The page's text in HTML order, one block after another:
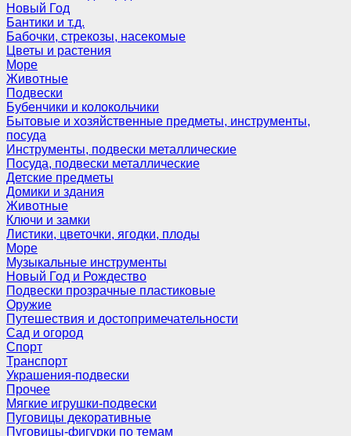
Новый Год
Бантики и т.д.
Бабочки, стрекозы, насекомые
Цветы и растения
Море
Животные
Подвески
Бубенчики и колокольчики
Бытовые и хозяйственные предметы, инструменты,
посуда
Инструменты, подвески металлические
Посуда, подвески металлические
Детские предметы
Домики и здания
Животные
Ключи и замки
Листики, цветочки, ягодки, плоды
Море
Музыкальные инструменты
Новый Год и Рождество
Подвески прозрачные пластиковые
Оружие
Путешествия и достопримечательности
Сад и огород
Спорт
Транспорт
Украшения-подвески
Прочее
Мягкие игрушки-подвески
Пуговицы декоративные
Пуговицы-фигурки по темам